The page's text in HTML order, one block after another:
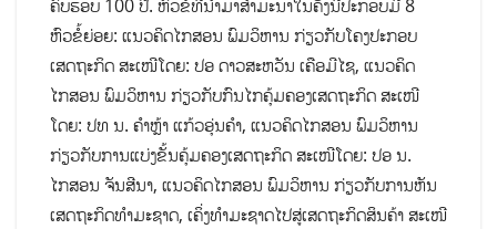
ຄົບຮອບ 100 ປີ. ຫົວຂໍ້ທີ່ນຳມາສຳມະນາໃນຄັ້ງນີ້ປະກອບມີ 8
ຫົວຂໍ້ຍ່ອຍ: ແນວຄິດໄກສອນ ພົມວິຫານ ກ່ຽວກັບໂຄງປະກອບ
ເສດຖະກິດ ສະເໜີໂດຍ: ປອ ດາວສະຫວັນ ເຄືອມີໄຊ, ແນວຄິດ
ໄກສອນ ພົມວິຫານ ກ່ຽວກັບກົນໄກຄຸ້ມຄອງເສດຖະກິດ ສະເໜີ
ໂດຍ: ປທ ນ. ຄຳຫຼ້າ ແກ້ວອຸ່ນຄຳ, ແນວຄິດໄກສອນ ພົມວິຫານ
ກ່ຽວກັບການແບ່ງຂັ້ນຄຸ້ມຄອງເສດຖະກິດ ສະເໜີໂດຍ: ປອ ນ.
ໄກສອນ ຈັນສີນາ, ແນວຄິດໄກສອນ ພົມວິຫານ ກ່ຽວກັບການຫັນ
ເສດຖະກິດທຳມະຊາດ, ເຄິ່ງທຳມະຊາດໄປສູ່ເສດຖະກິດສິນຄ້າ ສະເໜີ